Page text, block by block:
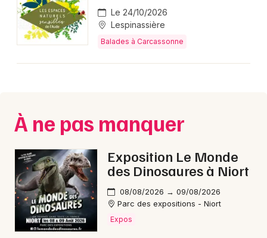
Le 24/10/2026
Lespinassière
Balades à Carcassonne
À ne pas manquer
Exposition Le Monde
des Dinosaures à Niort
08/08/2026 → 09/08/2026
Parc des expositions - Niort
Expos